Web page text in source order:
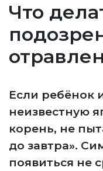
Что
Если ребёнок
неизвестную
корень, не
до завтра».
появиться не